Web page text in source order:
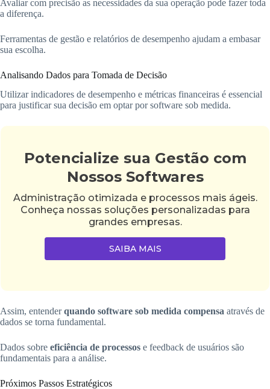
Avaliar com precisão as necessidades da sua operação pode fazer toda
a diferença.
Ferramentas de gestão e relatórios de desempenho ajudam a embasar
sua escolha.
Analisando Dados para Tomada de Decisão
Utilizar indicadores de desempenho e métricas financeiras é essencial
para justificar sua decisão em optar por software sob medida.
Potencialize sua Gestão com
Nossos Softwares
Administração otimizada e processos mais ágeis.
Conheça nossas soluções personalizadas para
grandes empresas.
SAIBA MAIS
Assim, entenderquando software sob medida compensa através de
dados se torna fundamental.
Dados sobre eficiência de processos e feedback de usuários são
fundamentais para a análise.
Próximos Passos Estratégicos